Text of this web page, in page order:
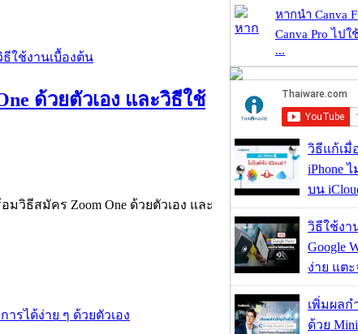
ด้วยตัวเอง และวิธีใช้
วิธีสมัคร Zoom One ด้วยตัวเอง และ
หากนำ Canva
Canva Pro ไปใ
...
วิธีแก้เ
iPhone
บน
วิธีใช้งา
Google
ง่าย แต
เพิ่มผลก
ด้วย